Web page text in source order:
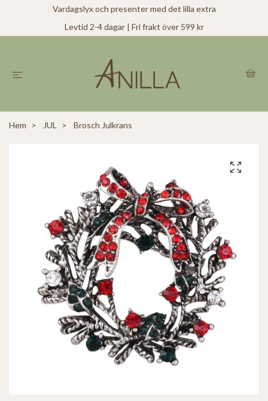
Vardagslyx och presenter med det lilla extra
Levtid 2-4 dagar | Fri frakt över 599 kr
Hem JUL Brosch Julkrans